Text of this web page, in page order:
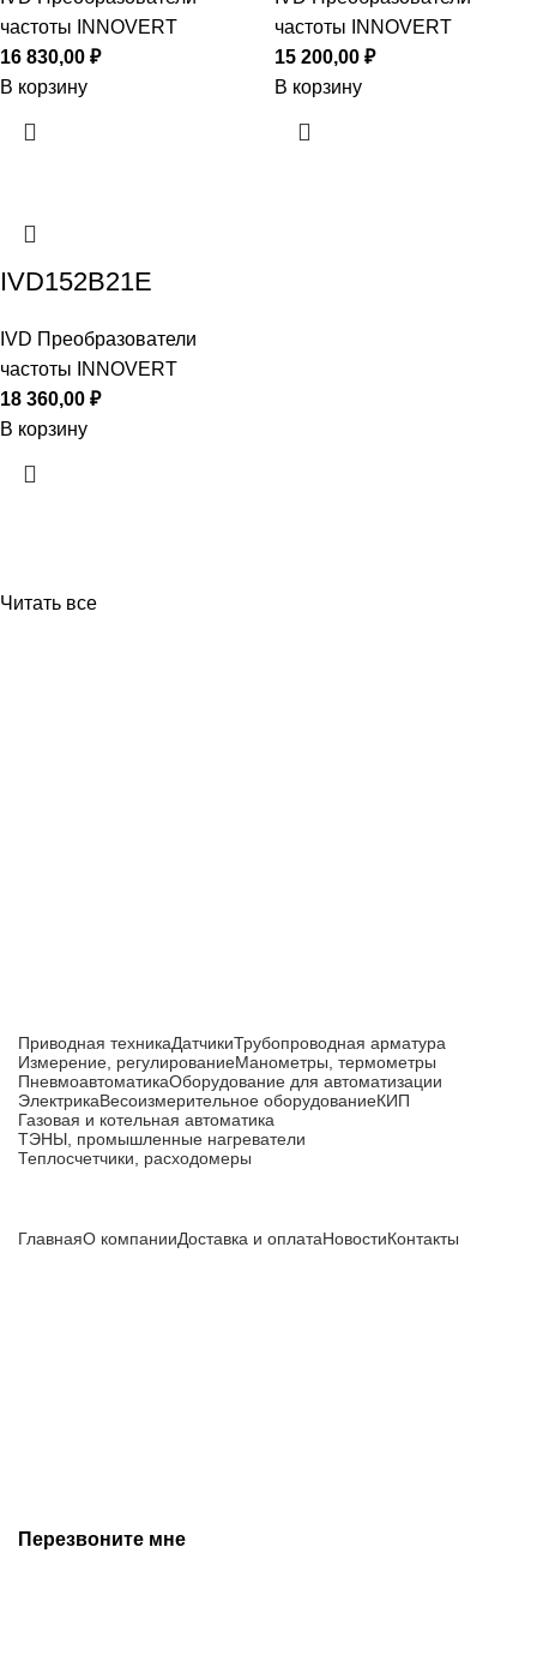
частоты INNOVERT
16 830,00 ₽
В корзину
частоты INNOVERT
15 200,00 ₽
В корзину
IVD152B21E
IVD Преобразователи
частоты INNOVERT
18 360,00 ₽
В корзину
Читать все
Приводная техникаДатчикиТрубопроводная арматура
Измерение, регулированиеМанометры, термометры
ПневмоавтоматикаОборудование для автоматизации
ЭлектрикаВесоизмерительное оборудованиеКИП
Газовая и котельная автоматика
ТЭНЫ, промышленные нагреватели
Теплосчетчики, расходомеры
ГлавнаяО компанииДоставка и оплатаНовостиКонтакты
Перезвоните мне